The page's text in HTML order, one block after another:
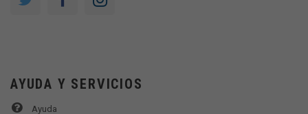
AYUDA Y SERVICIOS
Ayuda